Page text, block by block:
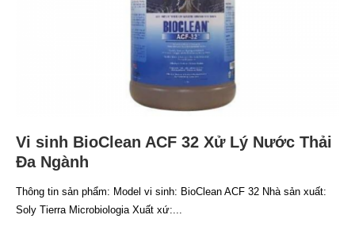
Vi sinh BioClean ACF 32 Xử Lý Nước Thải
Đa Ngành
Thông tin sản phẩm: Model vi sinh: BioClean ACF 32 Nhà sản xuất:
Soly Tierra Microbiologia Xuất xứ:...